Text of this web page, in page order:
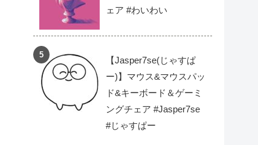
ェア #わいわい
【Jasper7se(じゃすぱ
ー)】マウス&マウスパッ
ド&キーボード＆ゲーミ
ングチェア #Jasper7se
#じゃすぱー